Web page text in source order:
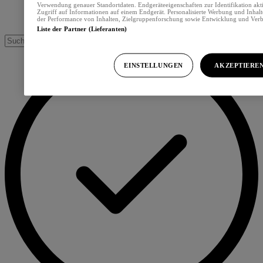
Verwendung genauer Standortdaten. Endgeräteeigenschaften zur Identifikation
Zugriff auf Informationen auf einem Endgerät. Personalisierte Werbung und
der Performance von Inhalten, Zielgruppenforschung sowie Entwicklung und
Liste der Partner (Lieferanten)
EINSTELLUNGEN